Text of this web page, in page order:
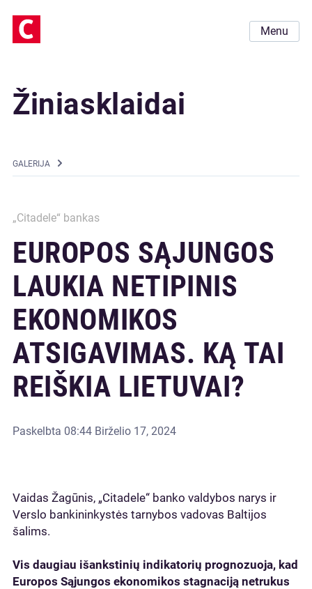
Menu
Žiniasklaidai
GALERIJA
„Citadele“ bankas
EUROPOS SĄJUNGOS
LAUKIA NETIPINIS
EKONOMIKOS
ATSIGAVIMAS. KĄ TAI
REIŠKIA LIETUVAI?
Paskelbta 08:44 Birželio 17, 2024
Vaidas Žagūnis, „Citadele“ banko valdybos narys ir
Verslo bankininkystės tarnybos vadovas Baltijos
šalims.
Vis daugiau išankstinių indikatorių prognozuoja, kad
Europos Sąjungos ekonomikos stagnaciją netrukus